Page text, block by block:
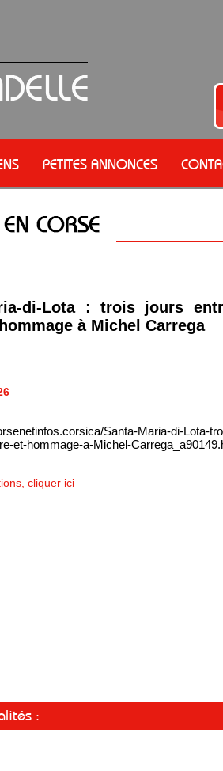
PETITES ANNONCES
di-Lota : trois jours
à Michel Carrega
Santa-Maria-di-Lota-
et-hommage-a-Michel-
cliquer ici
: